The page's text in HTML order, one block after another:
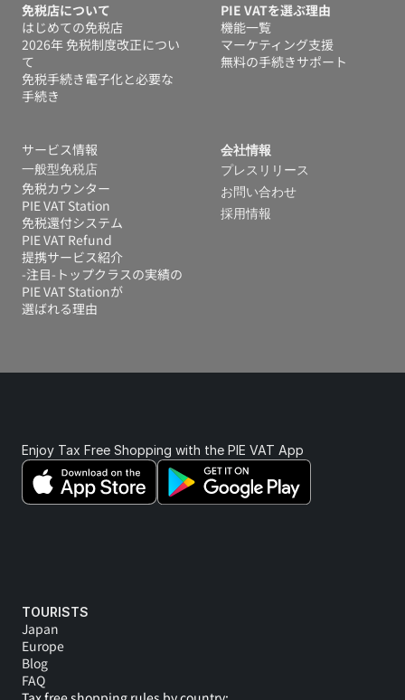
免税店について
はじめての免税店
2026年 免税制度改正につい
て
免税手続き電子化と必要な
手続き
PIE VATを選ぶ理由
機能一覧
マーケティング支援
無料の手続きサポート
サービス情報
一般型免税店
免税カウンター
PIE VAT Station
免税還付システム
PIE VAT Refund
提携サービス紹介
-注目-トップクラスの実績の
PIE VAT Stationが
選ばれる理由
会社情報
プレスリリース
お問い合わせ
採用情報
Enjoy Tax Free Shopping with the PIE VAT App
TOURISTS
Japan
Europe
Blog
FAQ